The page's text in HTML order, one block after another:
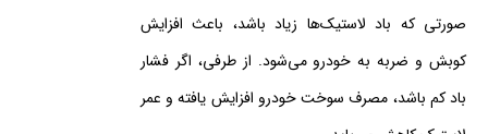
صورتی که باد لاستیک‌ها زیاد باشد، باعث افزایش
کوبش و ضربه به خودرو می‌شود. از طرفی، اگر فشار
باد کم باشد، مصرف سوخت خودرو افزایش یافته و عمر